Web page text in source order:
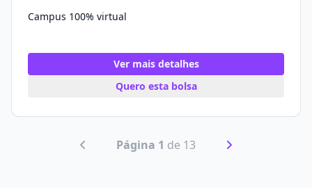
Campus 100% virtual
Ver mais detalhes
Quero esta bolsa
Página 1 de 13